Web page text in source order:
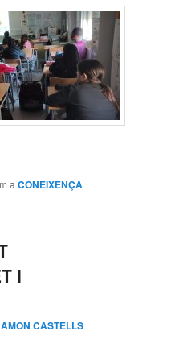
a CONEIXENÇA
I
CASTELLS